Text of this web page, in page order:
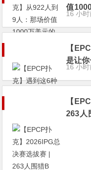
值
终答案
16 小时
【
是让
16 小时
【
263人